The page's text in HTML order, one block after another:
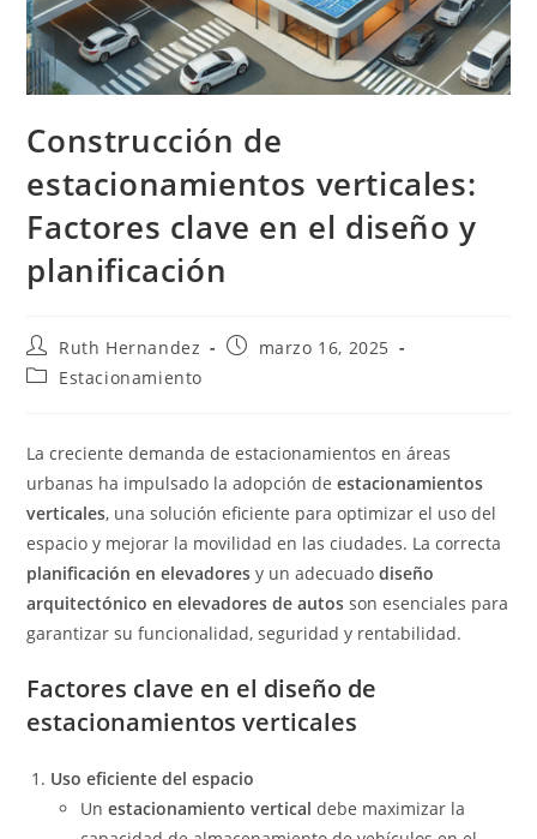
Construcción de
estacionamientos verticales:
Factores clave en el diseño y
planificación
Autor
de
Ruth Hernandez
Publicación
marzo 16, 2025
Categoría
entrada:
Estacionamiento
La creciente demanda de estacionamientos en áreas
urbanas ha impulsado la adopción deestacionamientos
verticales, una solución eficiente para optimizar el uso del
espacio y mejorar la movilidad en las ciudades. La correcta
planificación en elevadores y un adecuadodiseño
arquitectónico en elevadores de autos son esenciales para
garantizar su funcionalidad, seguridad y rentabilidad.
Factores clave en el diseño de
estacionamientos verticales
Uso eficiente del espacio
Unestacionamiento vertical debe maximizar la